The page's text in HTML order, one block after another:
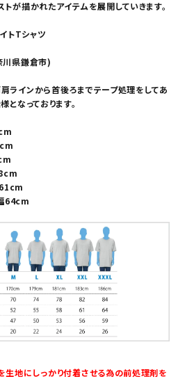
が描かれたアイテムを展開していきます。
トTシャツ
川県鎌倉市)
ラインから首後ろまでテープ処理をしてあ
となっております。
64cm
生地にしっかり付着させる為の前処理剤を